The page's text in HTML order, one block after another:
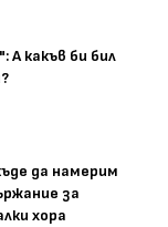
какъв би бил
да намерим
за
хора